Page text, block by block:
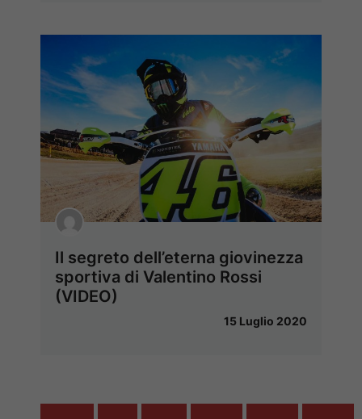
Il segreto dell’eterna giovinezza
sportiva di Valentino Rossi
(VIDEO)
15 Luglio 2020